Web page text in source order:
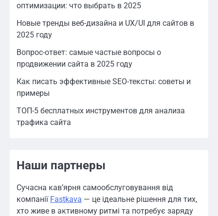
оптимизации: что выбрать в 2025
Новые тренды веб-дизайна и UX/UI для сайтов в
2025 году
Вопрос-ответ: самые частые вопросы о
продвижении сайта в 2025 году
Как писать эффективные SEO-тексты: советы и
примеры
ТОП-5 бесплатных инструментов для анализа
трафика сайта
Наши партнеры
Сучасна кав’ярня самообслуговування від
компанії Fastkava — це ідеальне рішення для тих,
хто живе в активному ритмі та потребує заряду